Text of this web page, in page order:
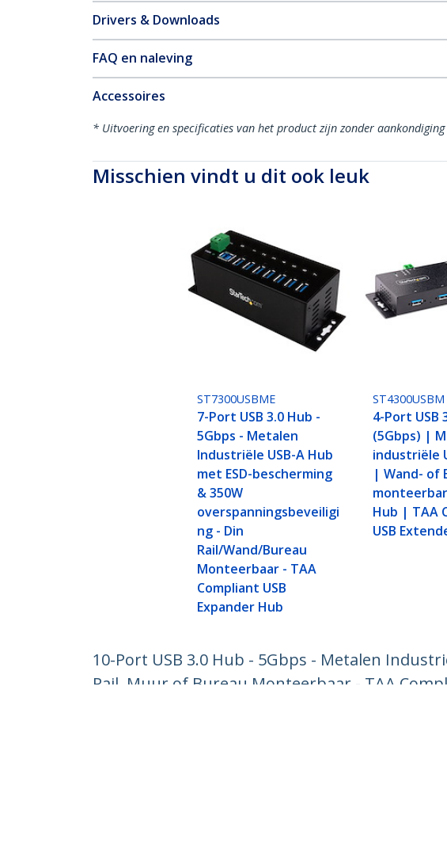
Drivers & Downloads
FAQ en naleving
Accessoires
* Uitvoering en specificaties van het product zijn zonder
Misschien vindt u dit ook leuk
ST7300USBME
7-Port USB 3.0 Hub -
5Gbps - Metalen
Industriële USB-A Hub
met ESD-bescherming
& 350W
overspanningsbeveiligi
ng - Din
Rail/Wand/Bureau
Monteerbaar - TAA
Compliant USB
Expander Hub
ST4300USBM
4-Port USB
(5Gbps) |
industriële
| Wand- of
Hub | TAA
USB
10-Port USB 3.0 Hub - 5Gbps - Metalen
Rail, Muur of Bureau Monteerbaar - TAA